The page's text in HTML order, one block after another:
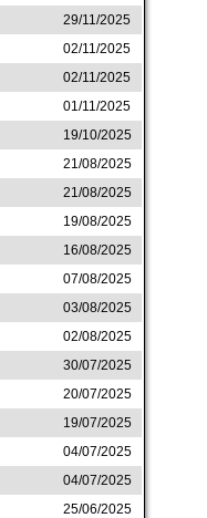
29/11/2025
02/11/2025
02/11/2025
01/11/2025
19/10/2025
21/08/2025
21/08/2025
19/08/2025
16/08/2025
07/08/2025
03/08/2025
02/08/2025
30/07/2025
20/07/2025
19/07/2025
04/07/2025
04/07/2025
25/06/2025